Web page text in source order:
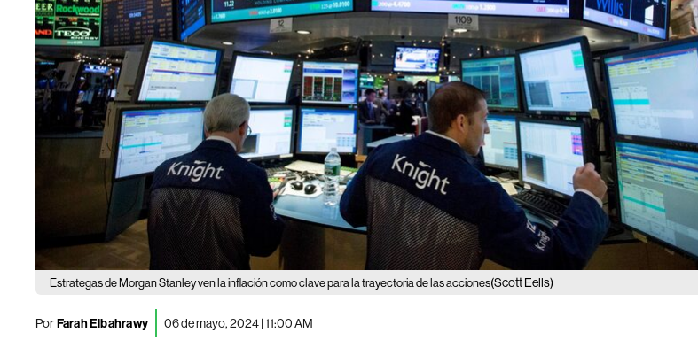
Estrategas de Morgan Stanley ven la inflación como clave para la trayectoria de las acciones(Scott Eells)
PorFarah Elbahrawy 06 de mayo, 2024 | 11:00 AM